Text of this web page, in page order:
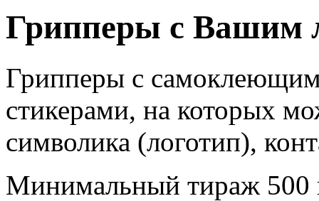
Грипперы с Вашим
Грипперы с
стикерами, на которых
символика (логотип),
Минимальный тираж 500